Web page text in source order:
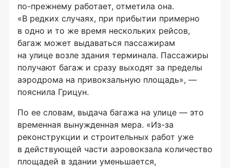
по-прежнему работает, отметила она.
«В редких случаях, при прибытии примерно
в одно и то же время нескольких рейсов,
багаж может выдаваться пассажирам
на улице возле здания терминала. Пассажиры
получают багаж и сразу выходят за пределы
аэродрома на привокзальную площадь», —
пояснила Грицун.
По ее словам, выдача багажа на улице — это
временная вынужденная мера. «Из-за
реконструкции и строительных работ уже
в действующей части аэровокзала количество
площадей в здании уменьшается,